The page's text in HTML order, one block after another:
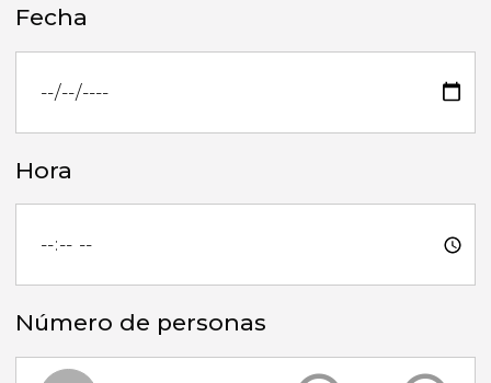
Fecha
Hora
Número de personas